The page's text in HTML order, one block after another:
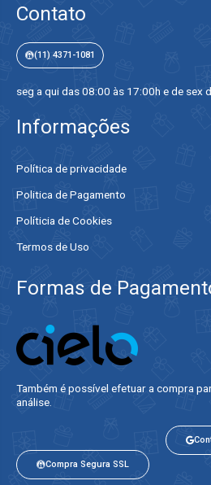
Contato
(11) 4371-1081
seg a qui das 08:00 às 17:00h e de sex
Informações
Política de privacidade
Politica de Pagamento
Políticia de Cookies
Termos de Uso
Formas de
Também é possível efetuar a compra
análise.​
Compra Segura SSL